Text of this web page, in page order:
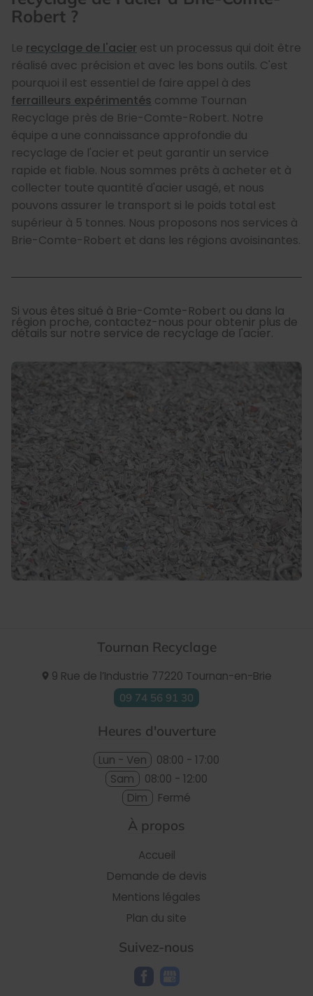
Robert ?
Le recyclage de l'acier est un processus qui doit être
réalisé avec précision et avec les bons outils. C'est
pourquoi il est essentiel de faire appel à des
ferrailleurs expérimentés comme Tournan
Recyclage près de Brie-Comte-Robert. Notre
équipe a une connaissance approfondie du
recyclage de l'acier et peut garantir un service
rapide et fiable. Nous sommes prêts à acheter et à
collecter toute quantité d'acier usagé, et nous
pouvons assurer le transport si le poids total est
supérieur à 5 tonnes. Nous proposons nos services à
Brie-Comte-Robert et dans les régions avoisinantes.
Si vous êtes situé à Brie-Comte-Robert ou dans la
région proche, contactez-nous pour obtenir plus de
détails sur notre service de recyclage de l'acier.
Tournan Recyclage
9 Rue de l’Industrie 77220 Tournan-en-Brie
09 74 56 91 30
Heures d'ouverture
Lun - Ven
08:00 - 17:00
Sam
08:00 - 12:00
Dim
Fermé
À propos
Accueil
Demande de devis
Mentions légales
Plan du site
Suivez-nous